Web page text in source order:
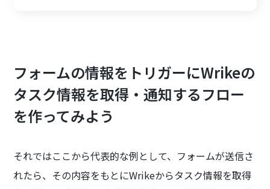
フォームの情報をトリガーにWrikeの
タスク情報を取得・通知するフロー
を作ってみよう
それではここから代表的な例として、フォームが送信さ
れたら、その内容をもとにWrikeからタスク情報を取得